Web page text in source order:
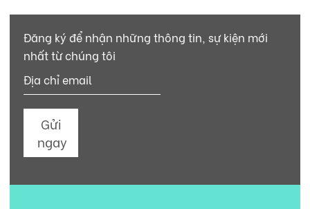
Đăng ký để nhận những thông tin, sự kiện mới
nhất từ chúng tôi
Gửi
ngay